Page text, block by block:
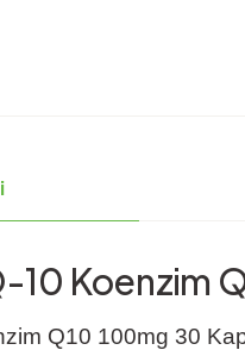
Koenzim
Q10 100mg 30